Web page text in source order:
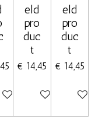
eld
pro
duc
t
€ 14,45
Uitgeschakeld
eld
pro
duc
t
€ 14,45